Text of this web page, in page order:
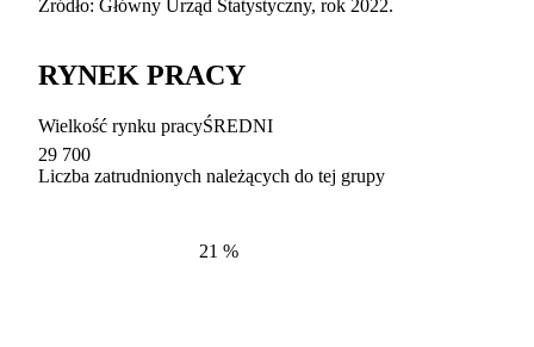
Źródło: Główny Urząd Statystyczny, rok 2022.
RYNEK PRACY
Wielkość rynku pracyŚREDNI
29 700
Liczba zatrudnionych należących do tej grupy
21 %